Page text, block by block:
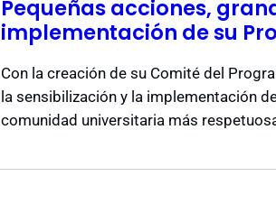
Pequeñas acciones,
implementación de su
Con la creación de su Comité del
la sensibilización y la implementación
comunidad universitaria más